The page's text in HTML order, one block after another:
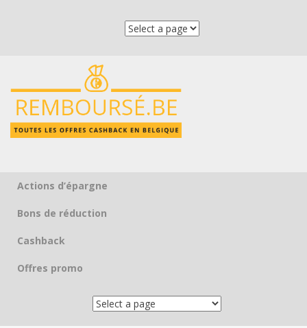
Skip to content
Actions d’épargne
Bons de réduction
Cashback
Offres promo